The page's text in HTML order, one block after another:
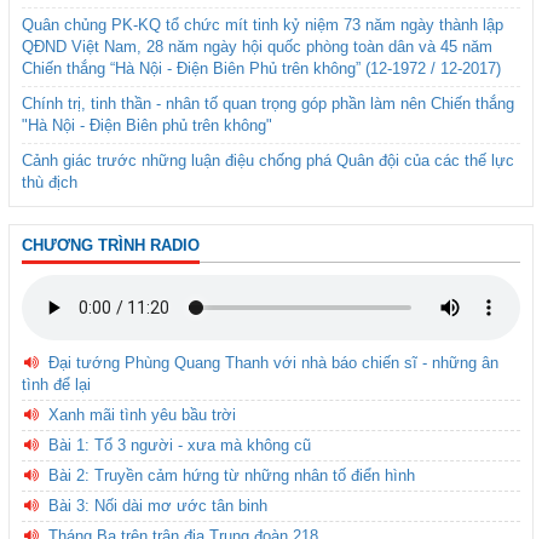
Quân chủng PK-KQ tổ chức mít tinh kỷ niệm 73 năm ngày thành lập
QĐND Việt Nam, 28 năm ngày hội quốc phòng toàn dân và 45 năm
Chiến thắng “Hà Nội - Điện Biên Phủ trên không” (12-1972 / 12-2017)
Chính trị, tinh thần - nhân tố quan trọng góp phần làm nên Chiến thắng
"Hà Nội - Điện Biên phủ trên không"
Cảnh giác trước những luận điệu chống phá Quân đội của các thế lực
thù địch
CHƯƠNG TRÌNH RADIO
Đại tướng Phùng Quang Thanh với nhà báo chiến sĩ - những ân
tình để lại
Xanh mãi tình yêu bầu trời
Bài 1: Tổ 3 người - xưa mà không cũ
Bài 2: Truyền cảm hứng từ những nhân tố điển hình
Bài 3: Nối dài mơ ước tân binh